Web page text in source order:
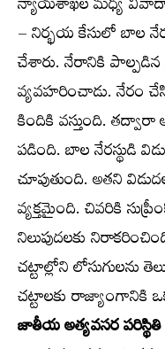
న్యాయశాఖల మధ్య
– నిర్భయ కేసులో బాల
చేశారు. నేరానికి
వ్యవహరించాడు. నేరం
కిందికి వస్తుంది.
పడింది. బాల నేరస్థుడి
చూపుతుంది. అతని
వ్యక్తమైంది. చివరికి
నిలుపుదలకు
చట్టాల్లోని లోసుగులను
చట్టాలకు
జాతీయ అత్యవసర